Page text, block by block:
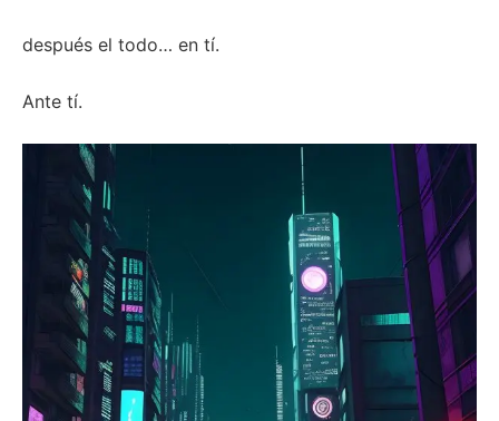
después el todo… en tí.
Ante tí.